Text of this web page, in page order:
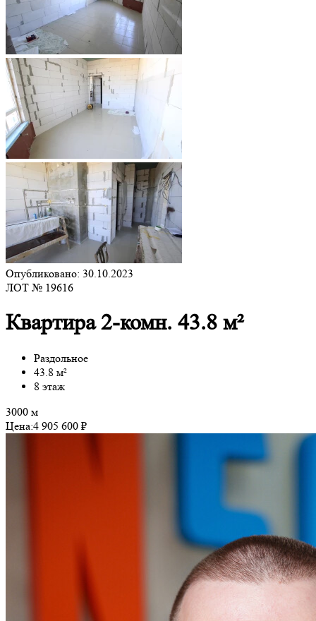
Опубликовано: 30.10.2023
ЛОТ № 19616
Квартира 2-комн. 43.8 м²
Раздольное
43.8 м²
8 этаж
3000 м
Цена:4 905 600 ₽